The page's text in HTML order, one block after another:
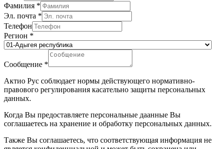
Фамилия *
Эл. почта *
Телефон
Регион *
Сообщение *
Актио Рус соблюдает нормы действующего нормативно-
правового регулирования касательно защиты персональных
данных.
Когда Вы предоставляете персональные даанные Вы
соглашаетесь на хранение и обработку персональных данных.
Также Вы соглашаетесь, что соответствующая информация не